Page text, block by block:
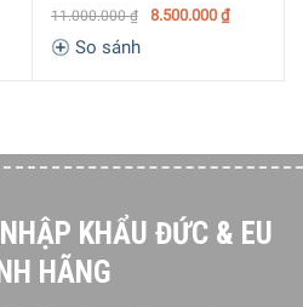
11.000.000₫ 8.500.000 ₫
So sánh
KHẨU ĐỨC & EU
HÃNG